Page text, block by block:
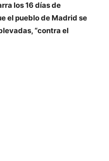
los16 días de
el pueblo de Madrid se
, “contra el